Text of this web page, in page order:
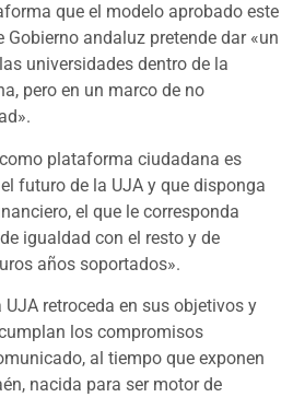
que el modelo aprobado este
Gobierno andaluz pretende dar «un
universidades dentro de la
pero en un marco de no
plataforma ciudadana es
futuro de la UJA y que disponga
el que le corresponda
igualdad con el resto y de
años soportados».
retroceda en sus objetivos y
los compromisos
al tiempo que exponen
nacida para ser motor de